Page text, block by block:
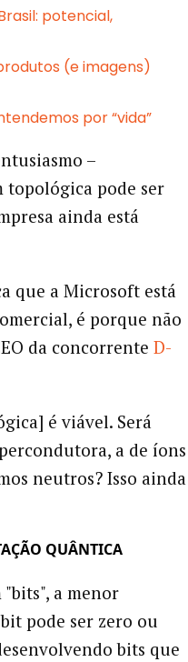
potencial,
(e imagens)
por “vida”
–
topológica pode ser
ainda está
que a Microsoft está
é porque não
da concorrente D-
é viável. Será
a de íons
neutros? Isso ainda
QUÂNTICA
a menor
pode ser zero ou
bits que